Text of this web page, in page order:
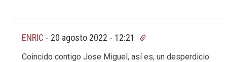
ENRIC - 20 agosto 2022 - 12:21
Coincido contigo Jose Miguel, así es, un desperdicio